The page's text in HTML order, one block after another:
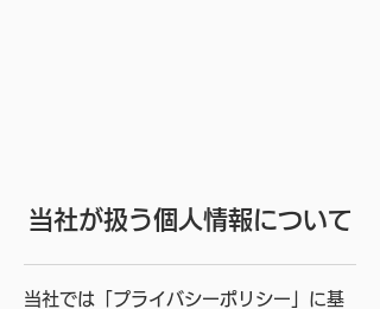
当社が扱う個人情報について
当社では「プライバシーポリシー」に基